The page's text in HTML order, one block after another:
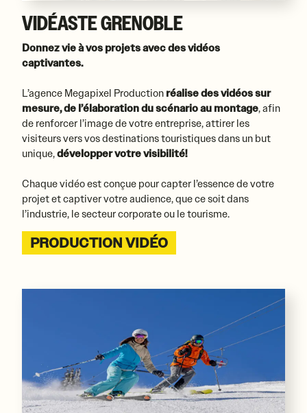
VIDÉASTE GRENOBLE
Donnez vie à vos projets avec des vidéos
captivantes.
L’agence Megapixel Production réalise des vidéos sur
mesure, de l’élaboration du scénario au montage, afin
de renforcer l’image de votre entreprise, attirer les
visiteurs vers vos destinations touristiques dans un but
unique,développer votre visibilité!
Chaque vidéo est conçue pour capter l’essence de votre
projet et captiver votre audience, que ce soit dans
l’industrie, le secteur corporate ou le tourisme.
PRODUCTION VIDÉO